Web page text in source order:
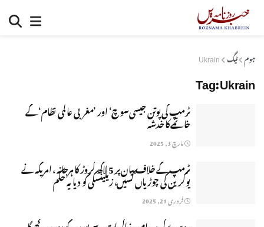
ہوم ٹیگ Ukrain
Tag:Ukrain
ٹرمپ کی پوتن جیسی سوچ‘ اور ’مغربی عالمی نظام‘ کے
خاتمے کا خدشہ
مارچ 3, 2025
ٹرمپ کے خلاف بیان پر 5 لاکھ کروڑ کا ہرجانہ ، امریکہ نے
یوکرین کی چوڑیاں کسیں، زیلینسکی کو دیا یہ حکم
فروری 21, 2025